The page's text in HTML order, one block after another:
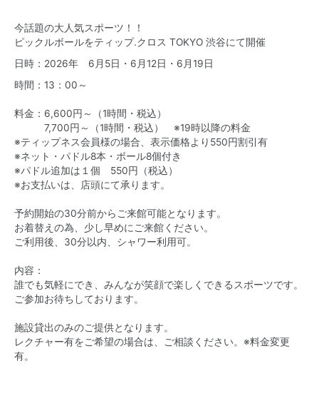
今話題の大人気スポーツ！！
ピックルボールをティップ.クロス TOKYO 渋谷にて開催
日時：2026年 6月5日・6月12日・6月19日
時間：13：00～
料金：6,600円～（1時間・税込）
7,700円～（1時間・税込） ※19時以降の料金
※ティップネス会員様の場合、表示価格より550円割引有
※ネット・パドル8本・ボール8個付き
※パドル追加は１個 550円（税込）
※お支払いは、店頭にて承ります。
予約開始の30分前からご来館可能となります。
お着替えの為、少し早めにご来館ください。
ご利用後、30分以内、シャワー利用可。
内容：
誰でも気軽にでき、みんなが笑顔で楽しくできるスポーツです。
ご参加お待ちしております。
施設貸出のみのご提供となります。
レクチャー有をご希望の場合は、ご相談ください。※料金変更
有。